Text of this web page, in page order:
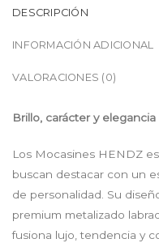
DESCRIPCIÓN
INFORMACIÓN ADICIONAL
VALORACIONES (0)
Brillo, carácter y
Los Mocasines HENDZ
buscan destacar con un
de personalidad. Su
premium metalizado
fusiona lujo, tendencia y